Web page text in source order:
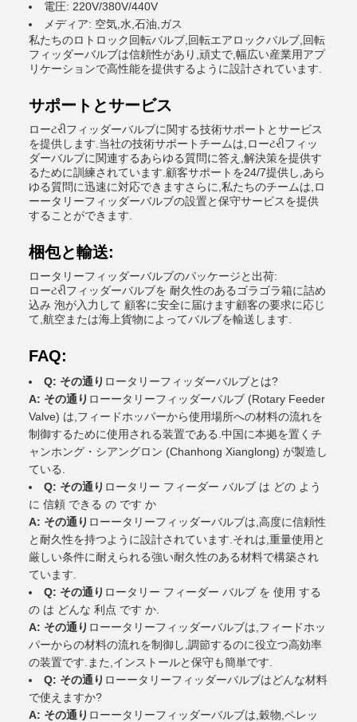
電圧: 220V/380V/440V
メディア: 空気,水,石油,ガス
私たちのロトロック回転バルブ,回転エアロックバルブ,回転
フィッダーバルブは信頼性があり,頑丈で,幅広い産業用アプ
リケーションで高性能を提供するように設計されています.
サポートとサービス
ローટરીフィッダーバルブに関する技術サポートとサービス
を提供します.当社の技術サポートチームは,ローટરીフィッ
ダーバルブに関連するあらゆる質問に答え,解決策を提供す
るために訓練されています.顧客サポートを24/7提供し,あら
ゆる質問に迅速に対応できますさらに,私たちのチームは,ロ
ーータリーフィッダーバルブの設置と保守サービスを提供
することができます.
梱包と輸送:
ロータリーフィッダーバルブのパッケージと出荷:
ローટરીフィッダーバルブを 耐久性のあるゴラゴラ箱に詰め
込み 泡が入力して 顧客に安全に届けます顧客の要求に応じ
て,航空または海上貨物によってバルブを輸送します.
FAQ:
Q: その通り ロータリーフィッダーバルブとは?
A: その通り ローータリーフィッダーバルブ (Rotary Feeder
Valve) は,フィードホッパーから使用場所への材料の流れを
制御するために使用される装置である.中国に本拠を置くチ
ャンホング・シアングロン (Chanhong Xianglong) が製造し
ている.
Q: その通り ロータリー フィーダー バルブ は どの よう
に 信頼 できる の です か
A: その通り ローータリーフィッダーバルブは,高度に信頼性
と耐久性を持つように設計されています.それは,重量使用と
厳しい条件に耐えられる強い耐久性のある材料で構築され
ています.
Q: その通り ロータリー フィーダー バルブ を 使用 する
の は どんな 利点 です か.
A: その通り ローータリーフィッダーバルブは,フィードホッ
パーからの材料の流れを制御し,調節するのに役立つ高効率
の装置です.また,インストールと保守も簡単です.
Q: その通り ローータリーフィッダーバルブはどんな材料
で使えますか?
A: その通り ローータリーフィッダーバルブは,穀物,ペレッ